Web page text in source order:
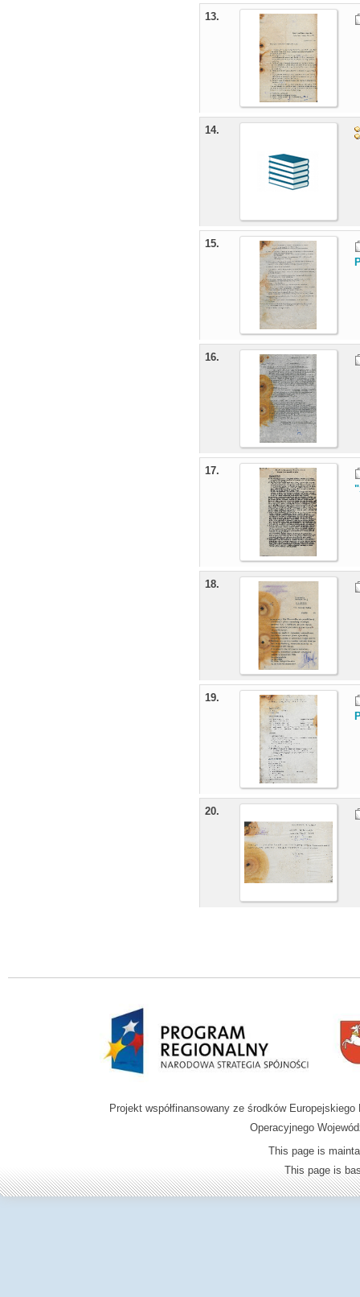
13.
14.
15.
16.
17.
18.
19.
20.
Projekt współfinansowany ze środków
Operacyjnego
This page is
This page is